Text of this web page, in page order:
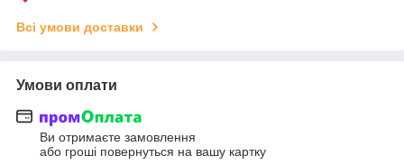
Всі умови доставки
Умови оплати
Ви отримаєте замовлення
або гроші повернуться на вашу картку